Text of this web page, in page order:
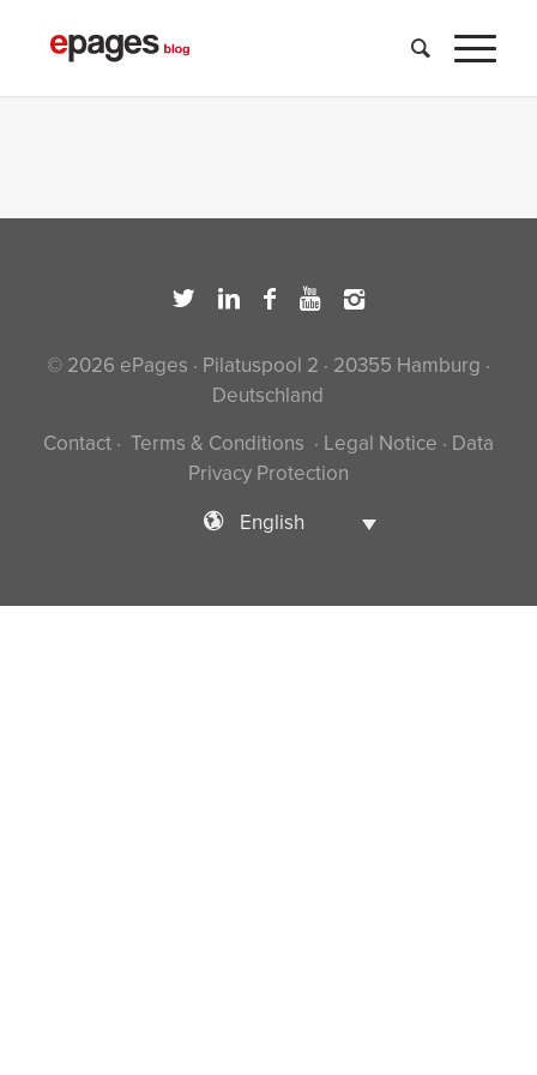
© 2026 ePages · Pilatuspool 2 · 20355 Hamburg ·
Deutschland
Contact· Terms & Conditions · Legal Notice · Data
Privacy Protection
English